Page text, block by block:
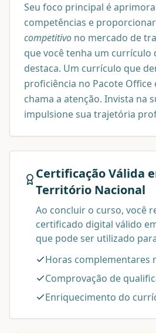
Seu foco principal é
competências e
competitivo no mercado de
que você tenha um currículo
destaca. Um currículo que
proficiência no Pacote
chama a atenção. Invista na
impulsione sua trajetória
Certificação Válida
Território Nacional
Ao concluir o curso, você
certificado digital válido
que pode ser utilizado
Horas complementares
Comprovação de
Enriquecimento do